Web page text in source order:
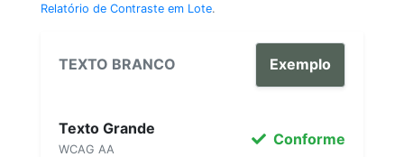
Relatório de Contraste em Lote.
TEXTO BRANCO Exemplo
Texto Grande
WCAG AA
Conforme